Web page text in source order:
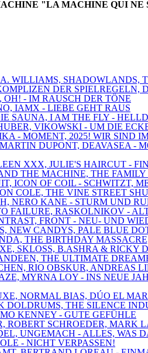
"LA MACHINE QUI
WILLIAMS, SHADOWLANDS,
DER SPIELREGELN,
- IM RAUSCH DER TÖNE
IAMX - LIEBE GEHT RAUS
SAUNA, I AM THE FLY -
VIKOWSKI - UM DIE
- MOMENT, 2025! WIR SIND
DUPONT, DEAVASEA -
XXX, JULIE'S HAIRCUT -
THE MACHINE, THE
ICON OF COIL - SCHWITZT,
COLE, THE VINE STREET
NERO KANE - STURM UND
FAILURE, RASKOLNIKOV -
FRONT - NEU- UND
NEW CANDYS, PALE BLUE
THE BIRTHDAY
SKLOSS, B.ASHRA & RICKY
THE ULTIMATE
RIO OBSKUR, ANDREAS
MYRNA LOY - INS NEUE
NORMAL BIAS, DÚO EL
THE SILENCE
KENNEY - GUTE GEFÜHLE
ROBERT SCHROEDER,
UNGEMACH - ALLES, WAS
- NICHT VERPASSEN!